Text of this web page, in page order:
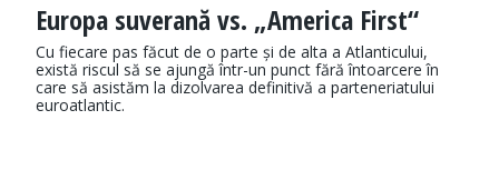
Europa suverană vs. „America First“
Cu fiecare pas făcut de o parte și de alta a Atlanticului,
există riscul să se ajungă într-un punct fără întoarcere în
care să asistăm la dizolvarea definitivă a parteneriatului
euroatlantic.